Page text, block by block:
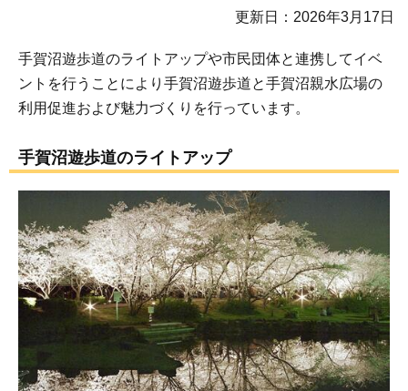
更新日：2026年3月17日
手賀沼遊歩道のライトアップや市民団体と連携してイベ
ントを行うことにより手賀沼遊歩道と手賀沼親水広場の
利用促進および魅力づくりを行っています。
手賀沼遊歩道のライトアップ